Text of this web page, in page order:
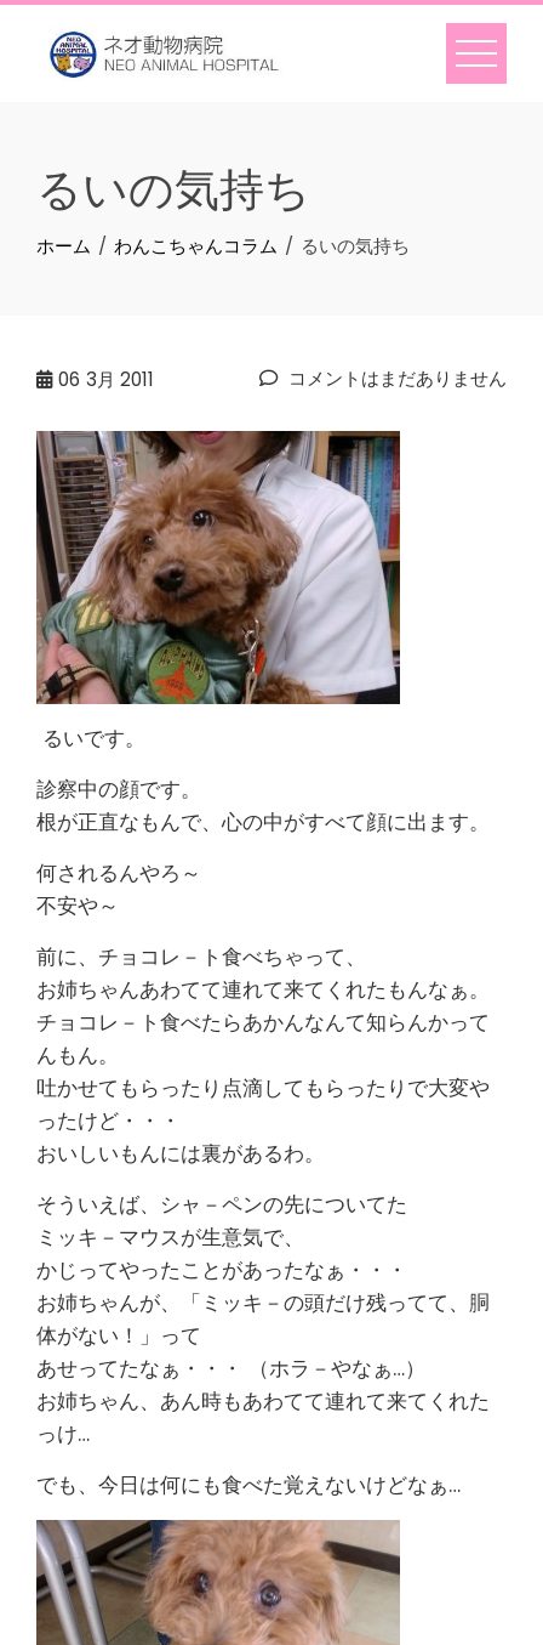
Skip
content
るいの気持ち
ホーム わんこちゃんコラム るいの気持ち
06 3月 2011 コメントはまだありません
るいです。
診察中の顔です。
根が正直なもんで、心の中がすべて顔に出ます。
何されるんやろ～
不安や～
前に、チョコレ－ト食べちゃって、
お姉ちゃんあわてて連れて来てくれたもんなぁ。
チョコレ－ト食べたらあかんなんて知らんかって
んもん。
吐かせてもらったり点滴してもらったりで大変や
ったけど・・・
おいしいもんには裏があるわ。
そういえば、シャ－ペンの先についてた
ミッキ－マウスが生意気で、
かじってやったことがあったなぁ・・・
お姉ちゃんが、「ミッキ－の頭だけ残ってて、胴
体がない！」って
あせってたなぁ・・・ （ホラ－やなぁ…）
お姉ちゃん、あん時もあわてて連れて来てくれた
っけ…
でも、今日は何にも食べた覚えないけどなぁ…